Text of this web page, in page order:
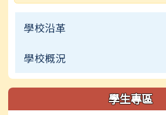
學校沿革
學校概況
學生專區